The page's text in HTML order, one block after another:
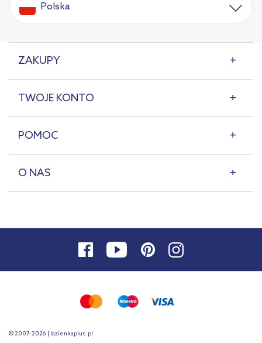
Polska
ZAKUPY
TWOJE KONTO
POMOC
O NAS
© 2007-2026 | lazienkaplus.pl